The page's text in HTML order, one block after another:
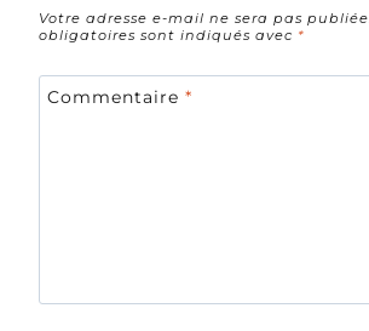
Votre adresse e-mail ne sera pas publiée.
obligatoires sont indiqués avec *
Commentaire *